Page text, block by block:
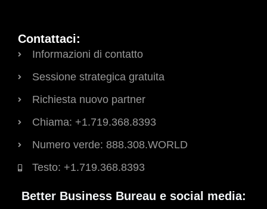
Contattaci:
Informazioni di contatto
Sessione strategica gratuita
Richiesta nuovo partner
Chiama: +1.719.368.8393
Numero verde: 888.308.WORLD
Testo: +1.719.368.8393
Better Business Bureau e social media: